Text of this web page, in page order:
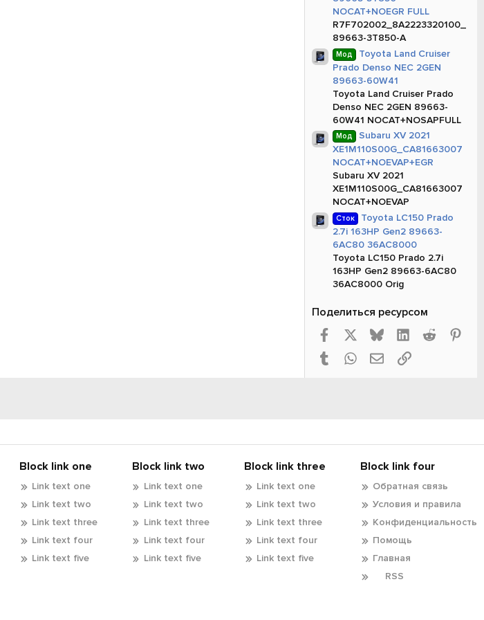
NOCAT+NOEGR FULL
R7F702002_8A2223320100_
89663-3T850-A
Мод
Toyota Land Cruiser
Prado Denso NEC 2GEN
89663-60W41
Toyota Land Cruiser Prado
Denso NEC 2GEN 89663-
60W41 NOCAT+NOSAPFULL
Мод
Subaru XV 2021
XE1M110S00G_CA81663007
NOCAT+NOEVAP+EGR
Subaru XV 2021
XE1M110S00G_CA81663007
NOCAT+NOEVAP
Сток
Toyota LC150 Prado
2.7i 163HP Gen2 89663-
6AC80 36AC8000
Toyota LC150 Prado 2.7i
163HP Gen2 89663-6AC80
36AC8000 Orig
Поделиться ресурсом
Facebook BlueskyLinkedInReddit
TumblrWhatsAppЭлектронная почта
Ссылка
Block link one
Link text one
Link text two
Link text three
Link text four
Link text five
Block link two
Link text one
Link text two
Link text three
Link text four
Link text five
Block link three
Link text one
Link text two
Link text three
Link text four
Link text five
Block link four
Обратная связь
Условия и правила
Конфиденциальность
Помощь
Главная
RSS